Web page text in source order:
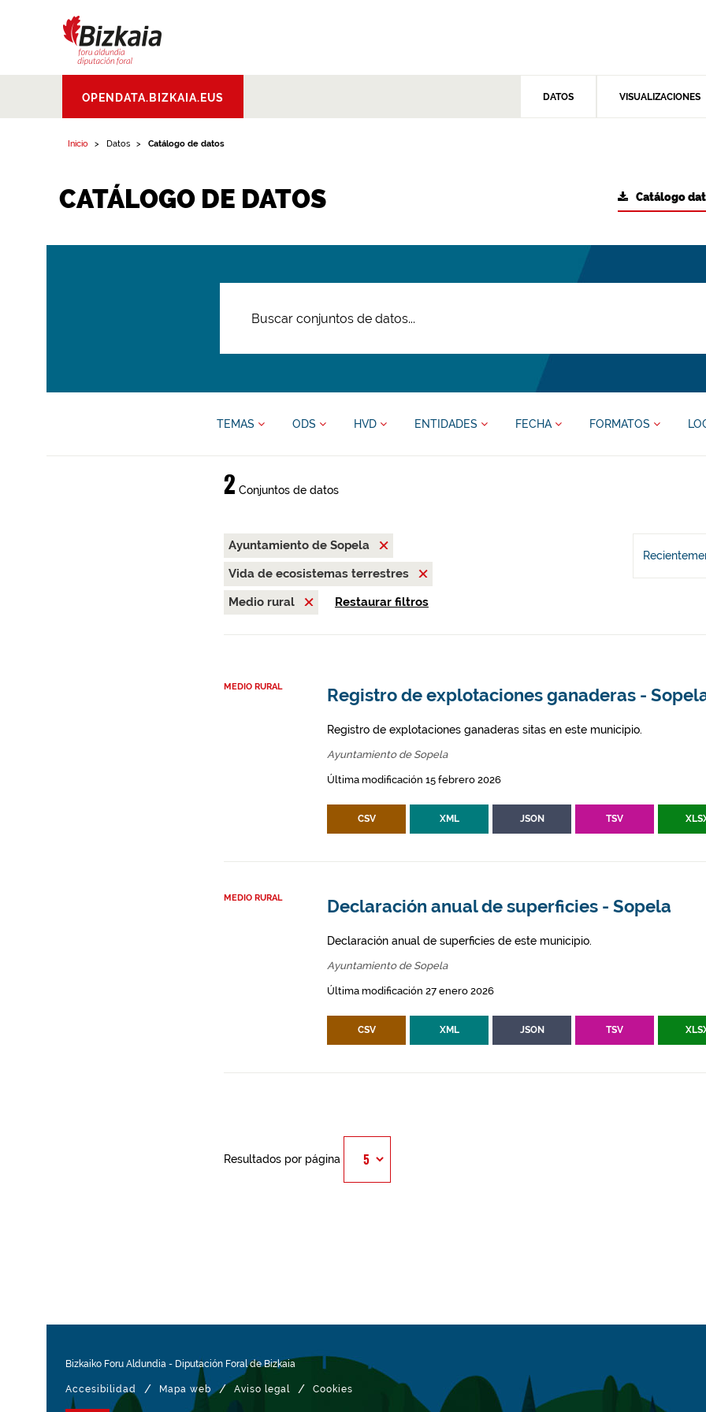
Aldundia.Diputacion
Foral de Bizkaia
OPENDATA.BIZKAIA.EUS DATOS VISUALIZACIONES
Inicio Datos Catálogo de datos
CATÁLOGO DE DATOS Catálogo
TEMAS ODS HVD ENTIDADES FECHA FORMATOS
2 Conjuntos de datos
Ayuntamiento de Sopela
Vida de ecosistemas terrestres
Medio rural
Restaurar filtros
MEDIO RURAL Registro de explotaciones ganaderas -
Registro de explotaciones ganaderas sitas en este municipio.
Ayuntamiento de Sopela
Última modificación 15 febrero 2026
CSV XML JSON TSV
MEDIO RURAL Declaración anual de superficies - Sopela
Declaración anual de superficies de este municipio.
Ayuntamiento de Sopela
Última modificación 27 enero 2026
CSV XML JSON TSV
Resultados por página
Bizkaiko Foru Aldundia - Diputación Foral de Bizkaia
Accesibilidad / Mapa web / Aviso legal / Cookies